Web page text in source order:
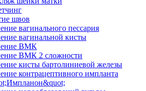
швов
вагинального пессария
вагинальной кисты
ВМК
ВМК 2 сложности
кисты бартолиниевой железы
контрацептивного импланта